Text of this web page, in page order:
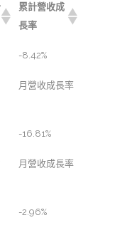
累計營收成
長率
-8.42%
月營收成長率
-16.81%
月營收成長率
-2.96%